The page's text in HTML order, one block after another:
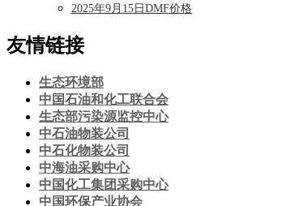
2025年9月15日DMF价格
友情链接
生态环境部
中国石油和化工联合会
生态部污染源监控中心
中石油物装公司
中石化物装公司
中海油采购中心
中国化工集团采购中心
中国环保产业协会